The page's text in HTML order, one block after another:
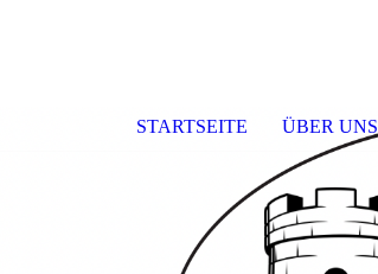
STARTSEITE ÜBER UNS